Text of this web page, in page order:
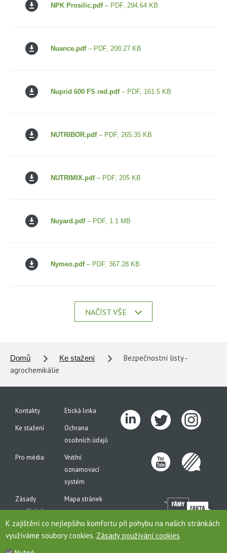
NPK Prosilic.pdf– PDF, 294.64 KB
Nuance.pdf– PDF, 208.27 KB
Nuprid 600 FS red.pdf– PDF, 161.5 KB
NUTRIBOR.pdf– PDF, 265.35 KB
NUTRIMIX.pdf– PDF, 205 KB
Nuyard.pdf– PDF, 1.1 MB
Nymeo.pdf– PDF, 367.28 KB
NAČÍST VŠE
Domů Ke stažení
Bezpečnostní listy -
agrochemikálie
Kontakty
Etická linka
Ke stažení
Ochrana
osobních údajů
Pro média
Vnitřní
oznamovací
systém
Zásady
používání
cookies
Mapa stránek
K zajištění co nejlepšího komfortu při pohybu na našich stránkách
využíváme soubory cookies. Zásady používání cookies